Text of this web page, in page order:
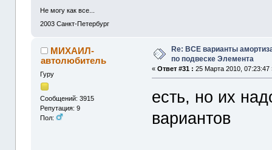
Не могу как все...
2003 Санкт-Петербург
МИХАИЛ-
автолюбитель
Гуру
Сообщений: 3915
Репутация: 9
Пол:
Re: ВСЕ варианты
по подвеске Элемента
«Ответ #31 : 25 Марта 2010, 07:23:47
есть, но их
вариантов